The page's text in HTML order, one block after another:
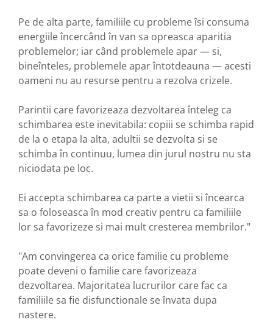
Pe de alta parte, familiile cu probleme îsi consuma
energiile încercând în van sa opreasca aparitia
problemelor; iar când problemele apar — si,
bineînteles, problemele apar întotdeauna — acesti
oameni nu au resurse pentru a rezolva crizele.
Parintii care favorizeaza dezvoltarea înteleg ca
schimbarea este inevitabila: copiii se schimba rapid
de la o etapa la alta, adultii se dezvolta si se
schimba în continuu, lumea din jurul nostru nu sta
niciodata pe loc.
Ei accepta schimbarea ca parte a vietii si încearca
sa o foloseasca în mod creativ pentru ca familiile
lor sa favorizeze si mai mult cresterea membrilor."
"Am convingerea ca orice familie cu probleme
poate deveni o familie care favorizeaza
dezvoltarea. Majoritatea lucrurilor care fac ca
familiile sa fie disfunctionale se învata dupa
nastere.